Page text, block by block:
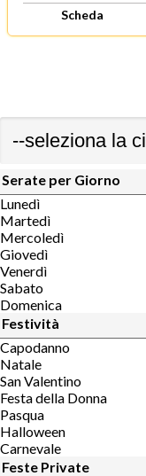
Scheda
Serate per Giorno
Lunedì
Martedì
Mercoledì
Giovedì
Venerdì
Sabato
Domenica
Festività
Capodanno
Natale
San Valentino
Festa della Donna
Pasqua
Halloween
Carnevale
Feste Private